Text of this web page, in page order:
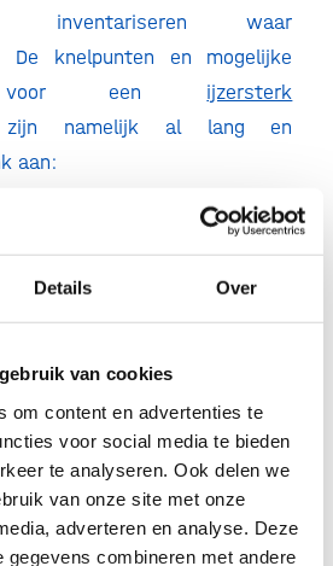
Details Over
van cookies
om content en advertenties te
voor social media te bieden
te analyseren. Ook delen we
van onze site met onze
adverteren en analyse. Deze
gegevens combineren met andere
inventariseren waar
knelpunten en mogelijke
voor een ijzersterk
namelijk al lang en
aan:
Biotech bedrijven hebben
behoefte
passende financiering in elke
talent:
De biotech sector
met up-to-date skills
digitalisering en
en stimulerend